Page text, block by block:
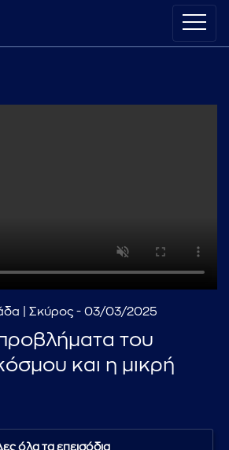
| Σκύρος - 03/03/2025
του
και η μικρή
όλα τα επεισόδια